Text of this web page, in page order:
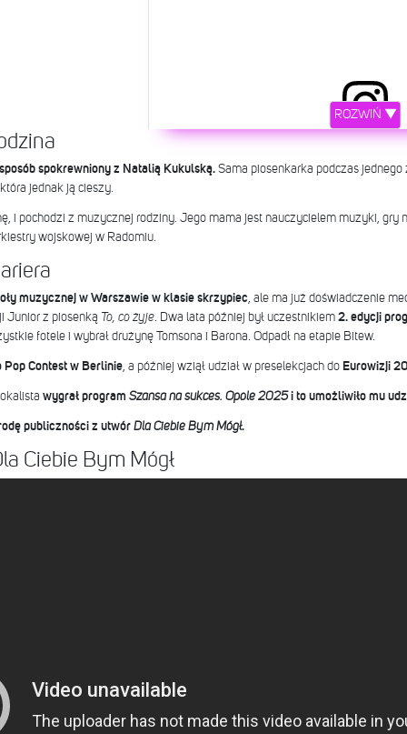
A post shared by Stasiek Kukulski
ROZWIŃ ▼
spokrewniony z Natalią Kukulską. Sama piosenkarka podczas
jednak ją cieszy.
i pochodzi z muzycznej rodziny. Jego mama jest nauczycielem muzyki, gry
wojskowej w Radomiu.
muzycznej w Warszawie w klasie skrzypiec, ale ma już doświadczenie
Junior z piosenką To, co żyje. Dwa lata później był uczestnikiem 2. edycji
fotele i wybrał drużynę Tomsona i Barona. Odpadł na etapie Bitew.
Pop Contest w Berlinie, a później wziął udział w preselekcjach do Eurowizji
wygrał program Szansa na sukces. Opole 2025 i to umożliwiło mu
publiczności z utwór Dla Ciebie Bym Mógł.
Ciebie Bym Mógł